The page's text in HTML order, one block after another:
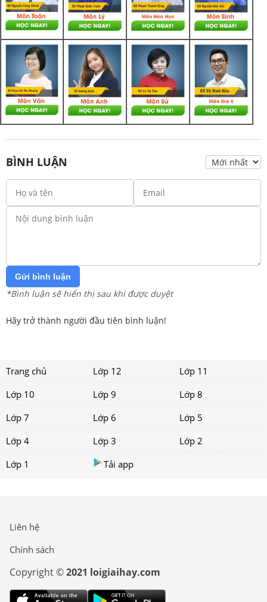
BÌNH LUẬN
Gửi bình luận
*Bình luận sẽ hiển thị sau khi được duyệt
Hãy trở thành người đầu tiên bình luận!
Trang chủ Lớp 12
Lớp 11
Lớp 10
Lớp 9
Lớp 8
Lớp 7
Lớp 6
Lớp 5
Lớp 4
Lớp 3
Lớp 2
Lớp 1
Tải app
Liên hệ
Chính sách
Copyright ©2021 loigiaihay.com